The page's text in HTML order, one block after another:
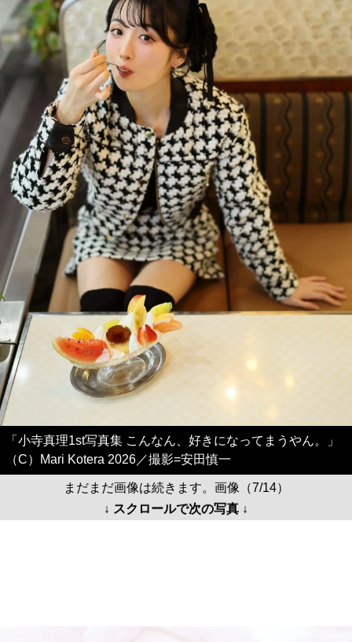
「小寺真理1st写真集 こんなん、好きになってまうやん。」
（C）Mari Kotera 2026／撮影=安田慎一
まだまだ画像は続きます。画像（7/14）
↓ スクロールで次の写真 ↓